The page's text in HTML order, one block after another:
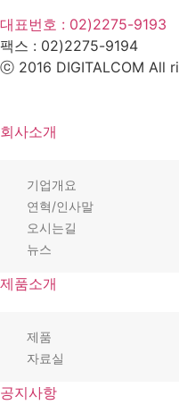
대표번호 : 02)2275-9193
팩스 : 02)2275-9194​
ⓒ 2016 DIGITALCOM All
회사소개
기업개요
연혁/인사말
오시는길
뉴스
제품소개
제품
자료실
공지사항